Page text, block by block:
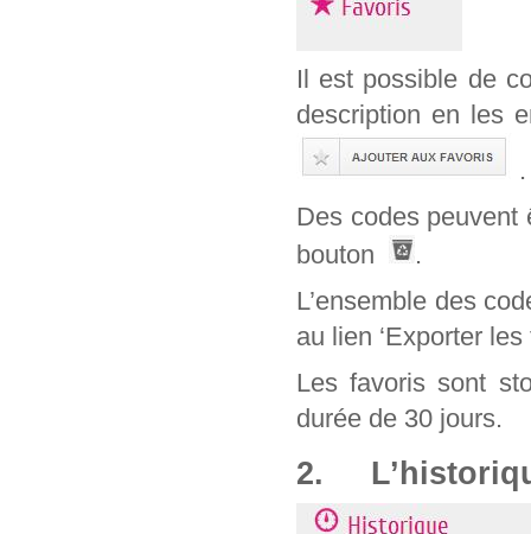
Il est possible de
description en les
.
Des codes peuvent
bouton
.
L’ensemble des
au lien ‘Exporter les
Les favoris sont
durée de 30 jours.
2.